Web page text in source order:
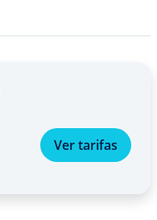
Ver tarifas